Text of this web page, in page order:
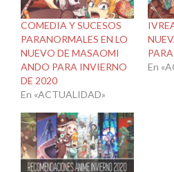
COMEDIA Y SUCESOS
PARANORMALES EN LO
NUEVO DE MASAOMI
ANDO PARA INVIERNO
DE 2020
En «ACTUALIDAD»
En